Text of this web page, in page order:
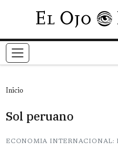
Inicio
Sol peruano
ECONOMIA INTERNACIONAL: